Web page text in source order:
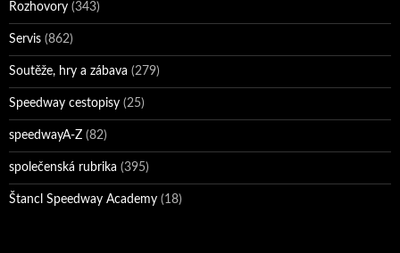
Rozhovory (343)
Servis (862)
Soutěže, hry a zábava (279)
Speedway cestopisy (25)
speedwayA-Z (82)
společenská rubrika (395)
Štancl Speedway Academy (18)